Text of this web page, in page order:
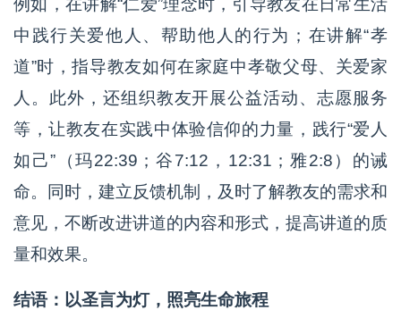
例如，在讲解“仁爱”理念时，引导教友在日常生活
中践行关爱他人、帮助他人的行为；在讲解“孝
道”时，指导教友如何在家庭中孝敬父母、关爱家
人。此外，还组织教友开展公益活动、志愿服务
等，让教友在实践中体验信仰的力量，践行“爱人
如己”（玛22:39；谷7:12，12:31；雅2:8）的诫
命。同时，建立反馈机制，及时了解教友的需求和
意见，不断改进讲道的内容和形式，提高讲道的质
量和效果。
结语：以圣言为灯，照亮生命旅程